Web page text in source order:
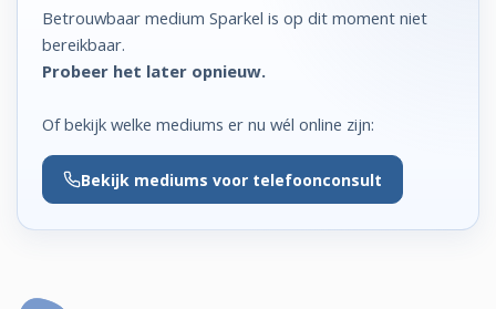
Betrouwbaar medium Sparkel is op dit moment niet
bereikbaar.
Probeer het later opnieuw.
Of bekijk welke mediums er nu wél online zijn:
Bekijk mediums voor telefoonconsult